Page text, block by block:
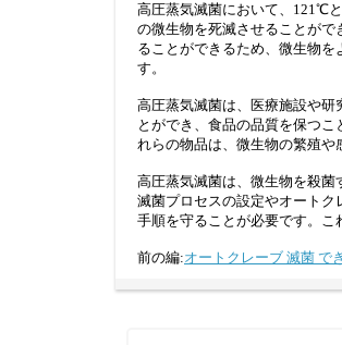
高圧蒸気滅菌において、121℃
の微生物を死滅させることが
ることができるため、微生物
す。
高圧蒸気滅菌は、医療施設や
とができ、食品の品質を保つ
れらの物品は、微生物の繁殖
高圧蒸気滅菌は、微生物を殺
滅菌プロセスの設定やオート
手順を守ることが必要です。
前の編:オートクレーブ 滅菌 で